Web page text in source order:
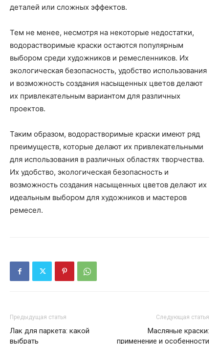
деталей или сложных эффектов.
Тем не менее, несмотря на некоторые недостатки,
водорастворимые краски остаются популярным
выбором среди художников и ремесленников. Их
экологическая безопасность, удобство использования
и возможность создания насыщенных цветов делают
их привлекательным вариантом для различных
проектов.
Таким образом, водорастворимые краски имеют ряд
преимуществ, которые делают их привлекательными
для использования в различных областях творчества.
Их удобство, экологическая безопасность и
возможность создания насыщенных цветов делают их
идеальным выбором для художников и мастеров
ремесел.
Предыдущая статья
Лак для паркета: какой
выбрать
Следующая статья
Масляные краски:
применение и особенности